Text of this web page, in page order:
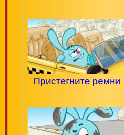
Пристегните ремни